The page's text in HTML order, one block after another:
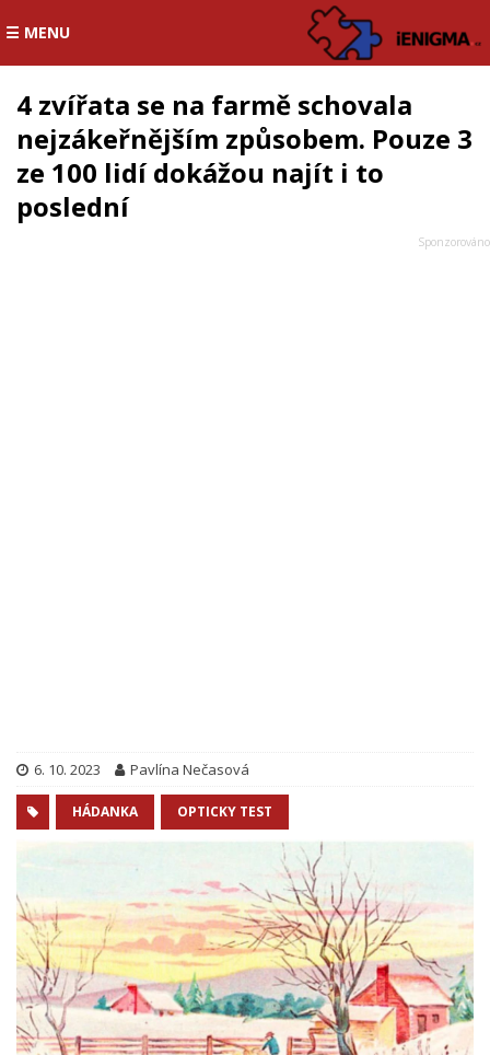
☰ MENU
4 zvířata se na farmě schovala
nejzákeřnějším způsobem. Pouze 3
ze 100 lidí dokážou najít i to
poslední
6. 10. 2023 Pavlína Nečasová
HÁDANKA OPTICKY TEST